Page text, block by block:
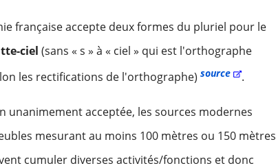
française accepte deux formes du pluriel pour le
ciel (sans « s » à « ciel » qui est l'orthographe
les rectifications de l'orthographe) source .
unanimement acceptée, les sources modernes
mesurant au moins 100 mètres ou 150 mètres
cumuler diverses activités/fonctions et donc